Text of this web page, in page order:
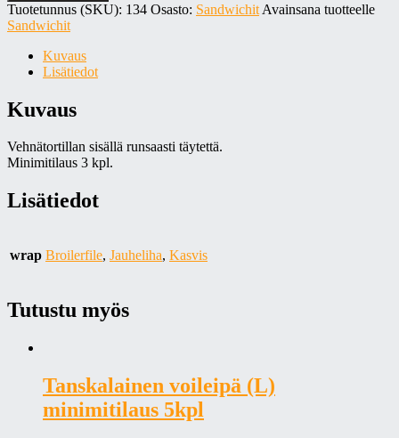
Tuotetunnus (SKU): 134 Osasto: Sandwichit Avainsana tuotteelle
Sandwichit
Kuvaus
Lisätiedot
Kuvaus
Vehnätortillan sisällä runsaasti täytettä.
Minimitilaus 3 kpl.
Lisätiedot
wrap Broilerfile, Jauheliha, Kasvis
Tutustu myös
Tanskalainen voileipä (L)
minimitilaus 5kpl